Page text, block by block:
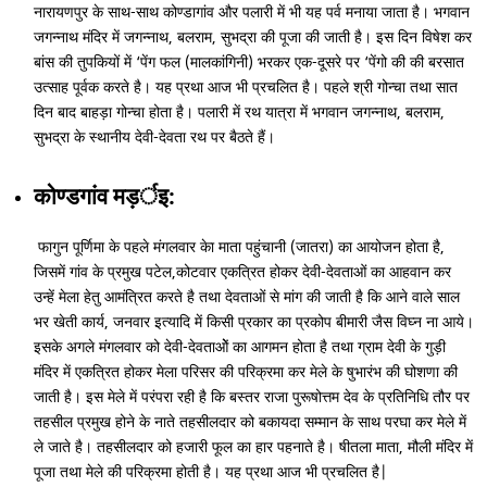
नारायणपुर के साथ-साथ कोण्डागांव और पलारी में भी यह पर्व मनाया जाता है। भगवान
जगन्नाथ मंदिर में जगन्नाथ, बलराम, सुभद्रा की पूजा की जाती है। इस दिन विषेश कर
बांस की तुपकियों में ‘पेंग फल (मालकांगिनी) भरकर एक-दूसरे पर ‘पेंगो की की बरसात
उत्साह पूर्वक करते है। यह प्रथा आज भी प्रचलित है। पहले श्री गोन्चा तथा सात
दिन बाद बाहड़ा गोन्चा होता है। पलारी में रथ यात्रा में भगवान जगन्नाथ, बलराम,
सुभद्रा के स्थानीय देवी-देवता रथ पर बैठते हैं।
कोण्डगांव मड़र्इ:
फागुन पूर्णिमा के पहले मंगलवार केा माता पहुंचानी (जातरा) का आयोजन होता है,
जिसमें गांव के प्रमुख पटेल,कोटवार एकत्रित होकर देवी-देवताओं का आहवान कर
उन्हें मेला हेतु आमंत्रित करते है तथा देवताओं से मांग की जाती है कि आने वाले साल
भर खेती कार्य, जनवार इत्यादि में किसी प्रकार का प्रकोप बीमारी जैस विघ्न ना आये।
इसके अगले मंगलवार को देवी-देवताओें का आगमन होता है तथा ग्राम देवी के गुड़ी
मंदिर में एकत्रित होकर मेला परिसर की परिक्रमा कर मेले के षुभारंभ की घोशणा की
जाती है। इस मेले में परंपरा रही है कि बस्तर राजा पुरूषोत्तम देव के प्रतिनिधि तौर पर
तहसील प्रमुख होने के नाते तहसीलदार को बकायदा सम्मान के साथ परघा कर मेले में
ले जाते है। तहसीलदार को हजारी फूल का हार पहनाते है। षीतला माता, मौली मंदिर में
पूजा तथा मेले की परिक्रमा होती है। यह प्रथा आज भी प्रचलित है|